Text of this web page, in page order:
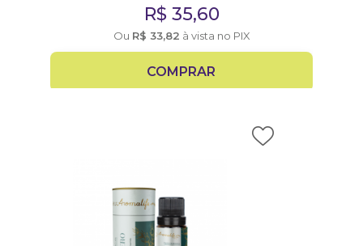
R$ 35,60
Ou R$ 33,82 à vista no PIX
COMPRAR